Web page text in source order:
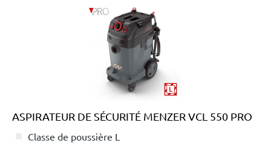
ASPIRATEUR DE SÉCURITÉ MENZER VCL 550 PRO
Classe de poussière L